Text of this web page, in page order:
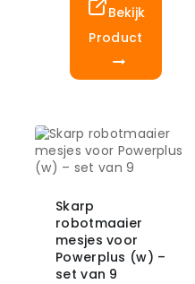
Bekijk
Product
Skarp
robotmaaier
mesjes voor
Powerplus (w) –
set van 9